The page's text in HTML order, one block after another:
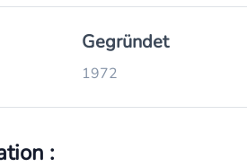
Gegründet
1972
: